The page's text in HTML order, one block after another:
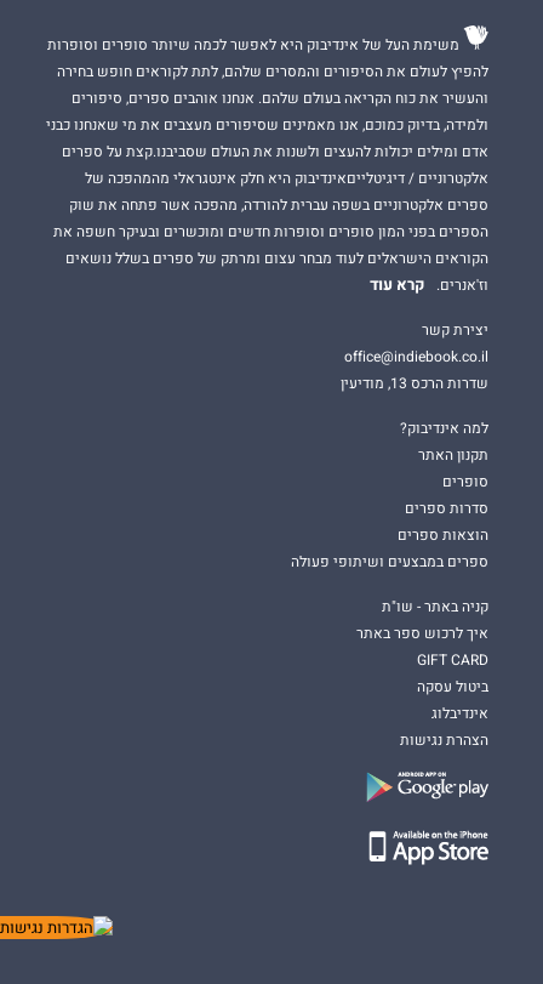
משימת העל של אינדיבוק היא לאפשר לכמה שיותר סופרים וסופרות
להפיץ לעולם את הסיפורים והמסרים שלהם, לתת לקוראים חופש בחירה
והעשיר את כוח הקריאה בעולם שלהם. אנחנו אוהבים ספרים, סיפורים
ולמידה, בדיוק כמוכם, אנו מאמינים שסיפורים מעצבים את מי שאנחנו כבני
אדם ומילים יכולות להעצים ולשנות את העולם שסביבנו.קצת על ספרים
אלקטרוניים / דיגיטלייםאינדיבוק היא חלק אינטגראלי מהמהפכה של
ספרים אלקטרוניים בשפה עברית להורדה, מהפכה אשר פתחה את שוק
הספרים בפני המון סופרים וסופרות חדשים ומוכשרים ובעיקר חשפה את
הקוראים הישראלים לעוד מבחר עצום ומרתק של ספרים בשלל נושאים
וז'אנרים.
קרא עוד
יצירת קשר
office@indiebook.co.il
שדרות הרכס 13, מודיעין
למה אינדיבוק?
תקנון האתר
סופרים
סדרות ספרים
הוצאות ספרים
ספרים במבצעים ושיתופי פעולה
קניה באתר - שו"ת
איך לרכוש ספר באתר
GIFT CARD
ביטול עסקה
אינדיבלוג
הצהרת נגישות